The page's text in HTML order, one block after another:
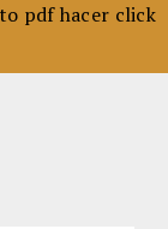
pdf hacer click